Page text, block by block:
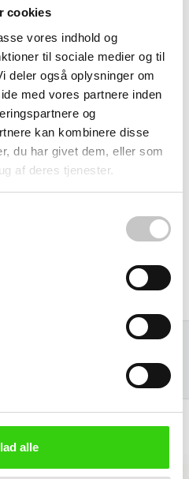
cookies
vores indhold og
til sociale medier og til
deler også oplysninger om
med vores partnere inden
og
kan kombinere disse
du har givet dem, eller som
af deres tjenester.
alle
mm intervaller gør det
til forskellige emnestørrelser
ændrer sig. Den
opbygning af flere
løsninger, mens den
nedetid ved
af forskellige typer varer,
i blå/grå
i enhver arbejdsplads.